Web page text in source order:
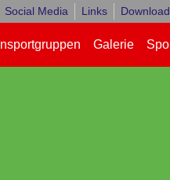
Social Media Links
Galerie